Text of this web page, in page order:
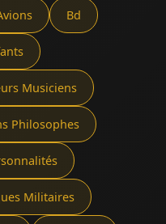
Bd
Musiciens
Philosophes
Militaires